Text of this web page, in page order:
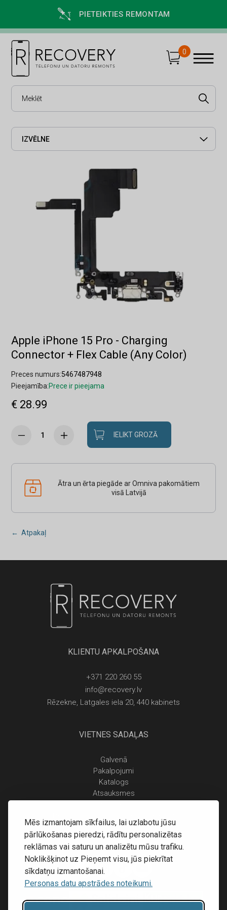
Mēs izmantojam sīkfailus, lai uzlabotu jūsu
pārlūkošanas pieredzi, rādītu personalizētas
reklāmas vai saturu un analizētu mūsu trafiku.
Noklikšķinot uz Pieņemt visu, jūs piekrītat
sīkdatņu izmantošanai.
Personas datu apstrādes noteikumi.
PIETEIKTIES REMONTAM
0
IZVĒLNE
Apple iPhone 15 Pro - Charging
Connector + Flex Cable (Any Color)
Preces numurs:5467487948
Pieejamība:Prece ir pieejama
€ 28.99
IELIKT GROZĀ
Ātra un ērta piegāde ar Omniva pakomātiem
visā Latvijā
← Atpakaļ
KLIENTU APKALPOŠANA
+371 220 260 55
info@recovery.lv
Rēzekne, Latgales iela 20, 440 kabinets
VIETNES SADAĻAS
Galvenā
Pakalpojumi
Katalogs
Atsauksmes
Piegāde un apmaksa
Atgriešanas noteikumi